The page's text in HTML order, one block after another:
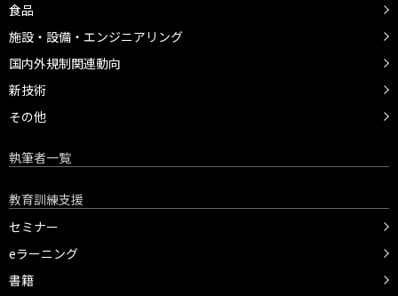
食品
施設・設備・エンジニアリング
国内外規制関連動向
新技術
その他
執筆者一覧
教育訓練支援
セミナー
eラーニング
書籍